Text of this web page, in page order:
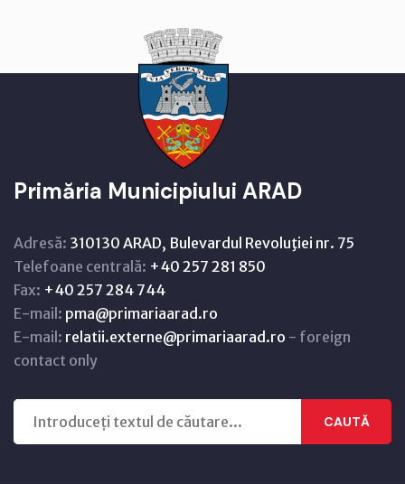
Primăria Municipiului ARAD
Adresă: 310130 ARAD, Bulevardul Revoluţiei nr. 75
Telefoane centrală: +40 257 281 850
Fax: +40 257 284 744
E-mail: pma@primariaarad.ro
E-mail: relatii.externe@primariaarad.ro - foreign
contact only
CAUTĂ